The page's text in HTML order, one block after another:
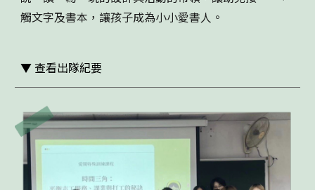
觸文字及書本，讓孩子成為小小愛書人。
▼ 查看出隊紀要